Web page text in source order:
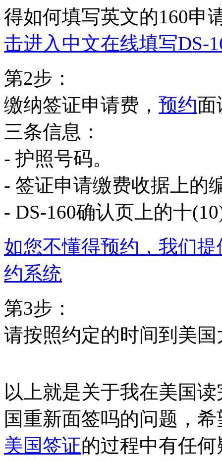
得如何填写英文的160申
击进入中文在线填写DS-
第2步：
缴纳签证申请费， 预约面
三条信息：
- 护照号码。
- 签证申请缴费收据上的
- DS-160确认页上的十
如您不懂得预约，我们
约系统
第3步：
请按照约定的时间到美
以上就是关于我在美国
国重新面签吗的问题，
美国签证的过程中有任